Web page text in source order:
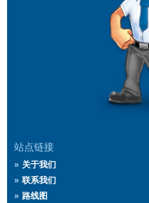
站点链接
关于我们
联系我们
路线图